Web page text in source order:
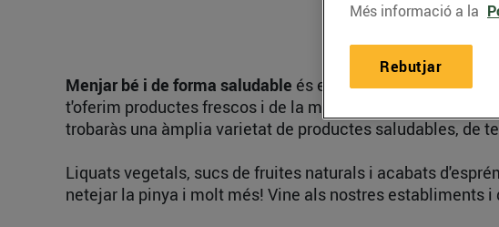
Menjar bé i de forma saludable és el compromís que
t'oferim productes frescos i de la màxima qualitat per
trobaràs una àmplia varietat de productes saludables, de
Liquats vegetals, sucs de fruites naturals i acabats
netejar la pinya i molt més! Vine als nostres establiments i
Més informació a la
Rebutjar